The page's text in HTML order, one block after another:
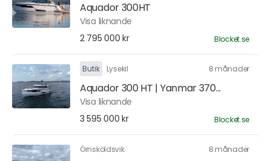
Aquador 300HT
Visa liknande
2 795 000 kr
Blocket.se
Butik Lysekil 8 månader
Aquador 300 HT | Yanmar 370...
Visa liknande
3 595 000 kr
Blocket.se
Örnsköldsvik 8 månader